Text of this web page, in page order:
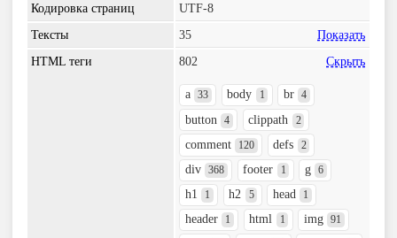
Кодировка страниц
UTF-8
Тексты
35
Показать
HTML теги
802 Скрыть
a 33 body 1 br 4
button 4 clippath 2
comment 120 defs 2
div 368 footer 1 g 6
h1 1 h2 5 head 1
header 1 html 1 img 91